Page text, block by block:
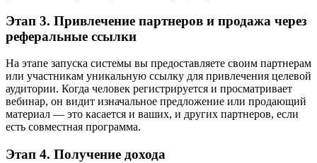
Этап 3. Привлечение партнеров и продажа через
реферальные ссылки
На этапе запуска системы вы предоставляете своим партнерам
или участникам уникальную ссылку для привлечения целевой
аудитории. Когда человек регистрируется и просматривает
вебинар, он видит изначальное предложение или продающий
материал — это касается и ваших, и других партнеров, если
есть совместная программа.
Этап 4. Получение дохода